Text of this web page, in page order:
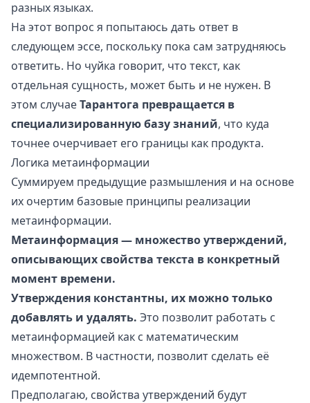
разных языках.
На этот вопрос я попытаюсь дать ответ в
следующем эссе, поскольку пока сам затрудняюсь
ответить. Но чуйка говорит, что текст, как
отдельная сущность, может быть и не нужен. В
этом случаеТарантога превращается в
специализированную базу знаний, что куда
точнее очерчивает его границы как продукта.
Логика метаинформации
Суммируем предыдущие размышления и на основе
их очертим базовые принципы реализации
метаинформации.
Метаинформация — множество утверждений,
описывающих свойства текста в конкретный
момент времени.
Утверждения константны, их можно только
добавлять и удалять. Это позволит работать с
метаинформацией как с математическим
множеством. В частности, позволит сделать её
идемпотентной.
Предполагаю, свойства утверждений будут